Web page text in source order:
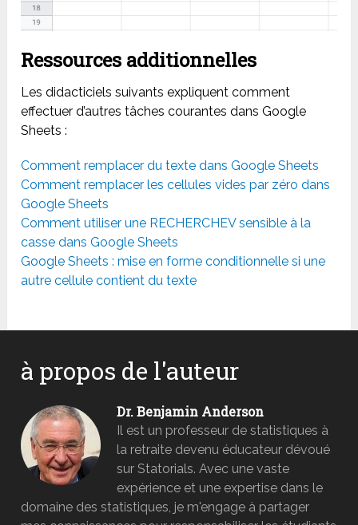
Ressources additionnelles
Les didacticiels suivants expliquent comment
effectuer d’autres tâches courantes dans Google
Sheets :
Comment remplacer du texte dans Google Sheets
Comment remplacer les cellules vides par zéro dans
Google Sheets
Comment utiliser une RECHERCHEV sensible à la
casse dans Google Sheets
Google Sheets : mise en forme conditionnelle si une
autre cellule contient du texte
à propos de l'auteur
Dr. Benjamin Anderson
Il est un professeur de statistiques à
la retraite devenu éducateur dévoué
sur Statorials. Avec une vaste
expérience et une expertise dans le
domaine des statistiques, je m'engage à partager